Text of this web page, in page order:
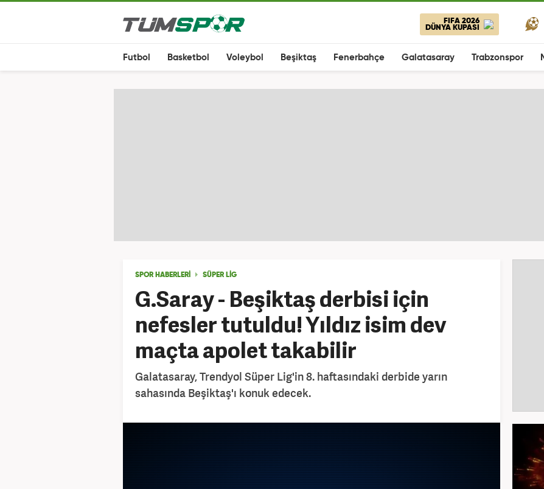
FIFA 2026
DÜNYA KUPASI
Futbol Basketbol Voleybol Beşiktaş Fenerbahçe Galatasaray Trabzonspor
SPOR HABERLERİ SÜPER LİG
G.Saray - Beşiktaş derbisi için
nefesler tutuldu! Yıldız isim dev
maçta apolet takabilir
Galatasaray, Trendyol Süper Lig'in 8. haftasındaki derbide yarın
sahasında Beşiktaş'ı konuk edecek.